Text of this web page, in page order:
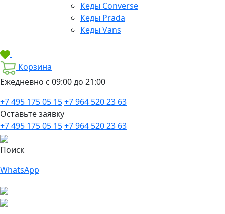
Кеды Converse
Кеды Prada
Кеды Vans
Корзина
Ежедневно с 09:00 до 21:00
+7 495 175 05 15+7 964 520 23 63
Оставьте заявку
+7 495 175 05 15+7 964 520 23 63
Поиск
WhatsApp